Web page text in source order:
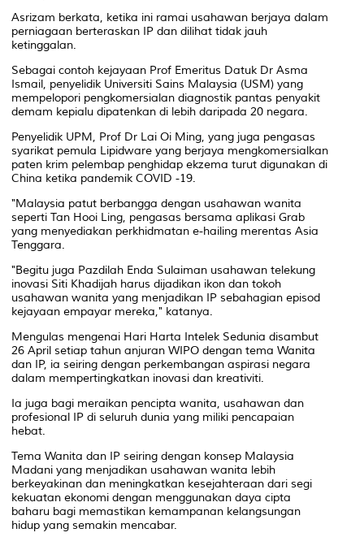
Asrizam berkata, ketika ini ramai usahawan berjaya dalam
perniagaan berteraskan IP dan dilihat tidak jauh
ketinggalan.
Sebagai contoh kejayaan Prof Emeritus Datuk Dr Asma
Ismail, penyelidik Universiti Sains Malaysia (USM) yang
mempelopori pengkomersialan diagnostik pantas penyakit
demam kepialu dipatenkan di lebih daripada 20 negara.
Penyelidik UPM, Prof Dr Lai Oi Ming, yang juga pengasas
syarikat pemula Lipidware yang berjaya mengkomersialkan
paten krim pelembap penghidap ekzema turut digunakan di
China ketika pandemik COVID -19.
"Malaysia patut berbangga dengan usahawan wanita
seperti Tan Hooi Ling, pengasas bersama aplikasi Grab
yang menyediakan perkhidmatan e-hailing merentas Asia
Tenggara.
"Begitu juga Pazdilah Enda Sulaiman usahawan telekung
inovasi Siti Khadijah harus dijadikan ikon dan tokoh
usahawan wanita yang menjadikan IP sebahagian episod
kejayaan empayar mereka," katanya.
Mengulas mengenai Hari Harta Intelek Sedunia disambut
26 April setiap tahun anjuran WIPO dengan tema Wanita
dan IP, ia seiring dengan perkembangan aspirasi negara
dalam mempertingkatkan inovasi dan kreativiti.
Ia juga bagi meraikan pencipta wanita, usahawan dan
profesional IP di seluruh dunia yang miliki pencapaian
hebat.
Tema Wanita dan IP seiring dengan konsep Malaysia
Madani yang menjadikan usahawan wanita lebih
berkeyakinan dan meningkatkan kesejahteraan dari segi
kekuatan ekonomi dengan menggunakan daya cipta
baharu bagi memastikan kemampanan kelangsungan
hidup yang semakin mencabar.